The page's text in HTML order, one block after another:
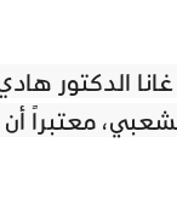
الدكتور
معتبراً أن